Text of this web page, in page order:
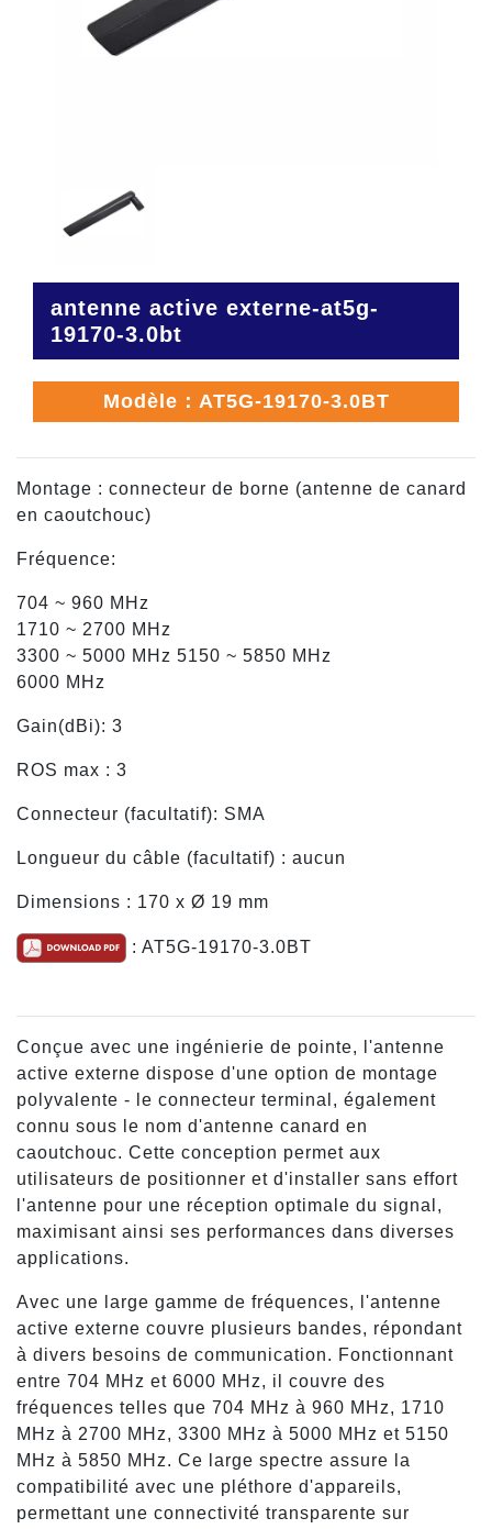
antenne active externe-at5g-
19170-3.0bt
Modèle：AT5G-19170-3.0BT
Montage : connecteur de borne (antenne de canard
en caoutchouc)
Fréquence:
704 ~ 960 MHz
1710 ~ 2700 MHz
3300 ~ 5000 MHz 5150 ~ 5850 MHz
6000 MHz
Gain(dBi): 3
ROS max : 3
Connecteur (facultatif): SMA
Longueur du câble (facultatif) : aucun
Dimensions : 170 x Ø 19 mm
: AT5G-19170-3.0BT
Conçue avec une ingénierie de pointe, l'antenne
active externe dispose d'une option de montage
polyvalente - le connecteur terminal, également
connu sous le nom d'antenne canard en
caoutchouc. Cette conception permet aux
utilisateurs de positionner et d'installer sans effort
l'antenne pour une réception optimale du signal,
maximisant ainsi ses performances dans diverses
applications.
Avec une large gamme de fréquences, l'antenne
active externe couvre plusieurs bandes, répondant
à divers besoins de communication. Fonctionnant
entre 704 MHz et 6000 MHz, il couvre des
fréquences telles que 704 MHz à 960 MHz, 1710
MHz à 2700 MHz, 3300 MHz à 5000 MHz et 5150
MHz à 5850 MHz. Ce large spectre assure la
compatibilité avec une pléthore d'appareils,
permettant une connectivité transparente sur